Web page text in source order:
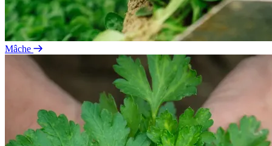
Mâche